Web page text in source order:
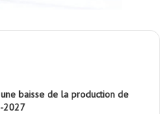
une baisse de la production de
2027